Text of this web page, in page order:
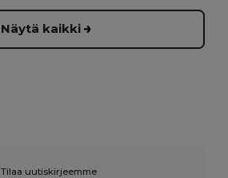
Näytä kaikki
Tilaa uutiskirjeemme